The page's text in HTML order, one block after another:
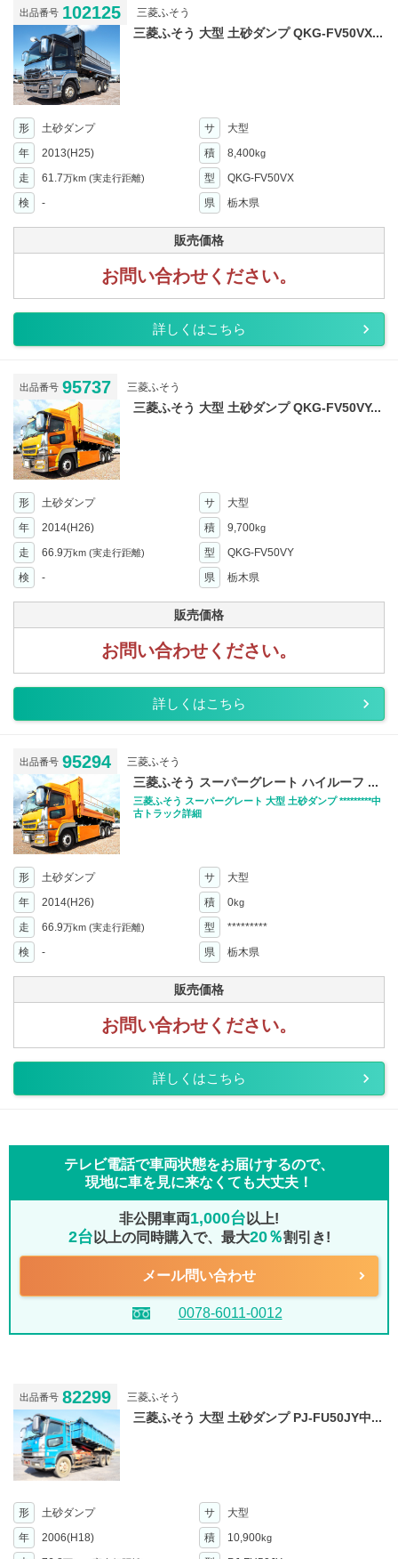
出品番号 102125 三菱ふそう
三菱ふそう 大型 土砂ダンプ QKG-FV50VX...
形 土砂ダンプ サ
大型
年
2013(H25) 積 8,400kg
走 61.7万km (実走行距離) 型
QKG-FV50VX
検
- 県 栃木県
販売価格
お問い合わせください。
詳しくはこちら
出品番号 95737 三菱ふそう
三菱ふそう 大型 土砂ダンプ QKG-FV50VY...
形 土砂ダンプ サ
大型
年
2014(H26) 積 9,700kg
走 66.9万km (実走行距離) 型
QKG-FV50VY
検
- 県 栃木県
販売価格
お問い合わせください。
詳しくはこちら
出品番号 95294 三菱ふそう
三菱ふそう スーパーグレート ハイルーフ ...
三菱ふそう スーパーグレート 大型 土砂ダンプ *********中
古トラック詳細
形 土砂ダンプ サ
大型
年
2014(H26) 積 0kg
走 66.9万km (実走行距離) 型
*********
検
- 県 栃木県
販売価格
お問い合わせください。
詳しくはこちら
テレビ電話で車両状態をお届けするので、
現地に車を見に来なくても大丈夫！
非公開車両1,000台 以上!
2台 以上の同時購入で、最大20％割引き!
メール問い合わせ
0078-6011-0012
出品番号 82299 三菱ふそう
三菱ふそう 大型 土砂ダンプ PJ-FU50JY中...
形 土砂ダンプ サ
大型
年
2006(H18) 積 10,900kg